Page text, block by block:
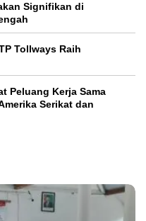
Signifikan di
Tollways Raih
Peluang Kerja Sama
Serikat dan